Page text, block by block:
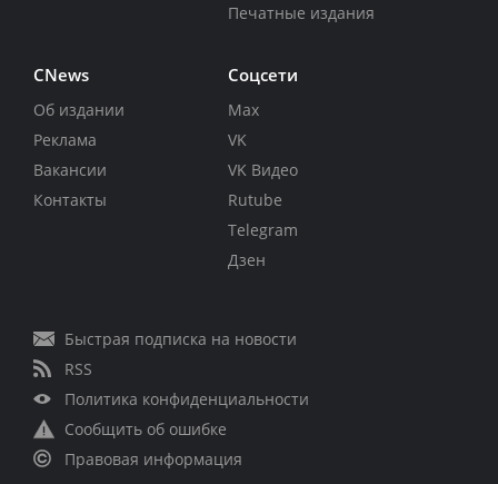
Печатные издания
CNews
Об издании
Реклама
Вакансии
Контакты
Соцсети
Max
VK
VK Видео
Rutube
Telegram
Дзен
Быстрая подписка на новости
RSS
Политика конфиденциальности
Сообщить об ошибке
Правовая информация